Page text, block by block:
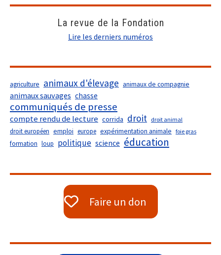
La revue de la Fondation
Lire les derniers numéros
agriculture animaux d'élevage animaux de compagnie
animaux sauvages chasse
communiqués de presse
compte rendu de lecture corrida droit droit animal
droit européen emploi europe expérimentation animale foie gras
formation loup politique science éducation
Faire un don